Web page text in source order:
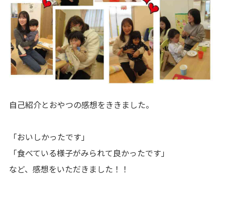
自己紹介とおやつの感想をききました。
「おいしかったです」
「食べている様子がみられて良かったです」
など、感想をいただきました！！